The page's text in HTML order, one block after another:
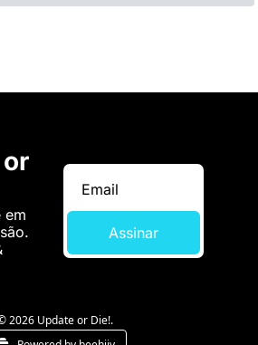
em
Assinar
2026 Update or Die!.